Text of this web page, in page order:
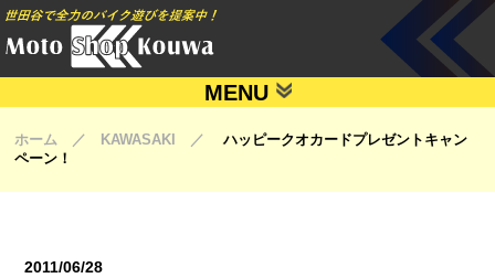
MENU
ホーム ／ KAWASAKI ／ハッピークオカードプレゼントキャン
ペーン！
2011/06/28